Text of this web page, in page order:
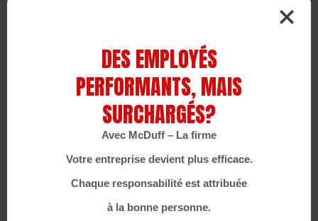
septembre 2021
DES EMPLOYÉS
PERFORMANTS, MAIS
SURCHARGÉS?
Avec McDuff – La firme
Votre entreprise devient plus efficace.
Chaque responsabilité est attribuée
à la bonne personne.